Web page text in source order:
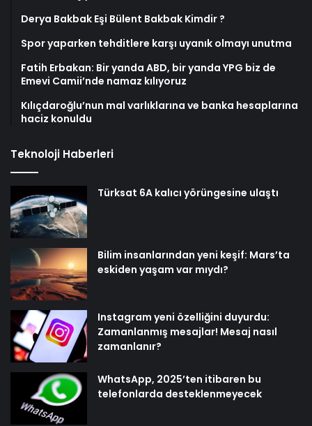
Derya Bakbak Eşi Bülent Bakbak Kimdir ?
Spor yaparken tehditlere karşı uyanık olmayı unutma
Fatih Erbakan: Bir yanda ABD, bir yanda YPG biz de
Emevi Camii’nde namaz kılıyoruz
Kılıçdaroğlu’nun mal varlıklarına ve banka hesaplarına
haciz konuldu
Teknoloji Haberleri
Türksat 6A kalıcı yörüngesine ulaştı
Bilim insanlarından yeni keşif: Mars’ta
eskiden yaşam var mıydı?
Instagram yeni özelliğini duyurdu:
Zamanlanmış mesajlar! Mesaj nasıl
zamanlanır?
WhatsApp, 2025’ten itibaren bu
telefonlarda desteklenmeyecek